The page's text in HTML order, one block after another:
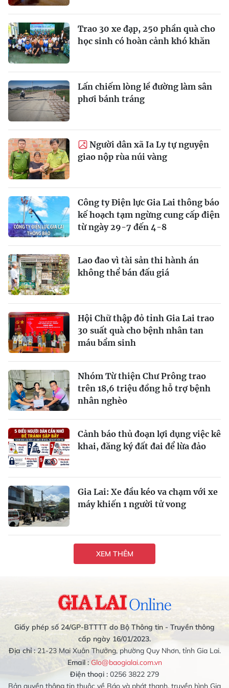
Trao 30 xe đạp, 250 phần quà cho
học sinh có hoàn cảnh khó khăn
Lấn chiếm lòng lề đường làm sân
phơi bánh tráng
Người dân xã Ia Ly tự nguyện
giao nộp rùa núi vàng
Công ty Điện lực Gia Lai thông báo
kế hoạch tạm ngừng cung cấp điện
từ ngày 29-7 đến 4-8
Lao đao vì tài sản thi hành án
không thể bán đấu giá
Hội Chữ thập đỏ tỉnh Gia Lai trao
30 suất quà cho bệnh nhân tan
máu bẩm sinh
Nhóm Từ thiện Chư Prông trao
trên 18,6 triệu đồng hỗ trợ bệnh
nhân nghèo
Cảnh báo thủ đoạn lợi dụng việc kê
khai, đăng ký đất đai để lừa đảo
Gia Lai: Xe đầu kéo va chạm với xe
máy khiến 1 người tử vong
XEM THÊM
Giấy phép số 24/GP-BTTTT do Bộ Thông tin - Truyền thông
cấp ngày 16/01/2023.
Địa chỉ :21-23 Mai Xuân Thưởng, phường Quy Nhơn, tỉnh Gia Lai.
Email : Glo@baogialai.com.vn
Điện thoại : 0256 3822 279
Bản quyền thông tin thuộc về Báo và phát thanh, truyền hình Gia